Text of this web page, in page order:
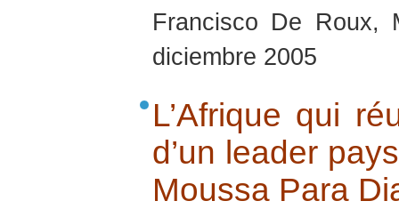
Francisco De Roux,
diciembre 2005
L’Afrique qui
d’un leader
Moussa Para